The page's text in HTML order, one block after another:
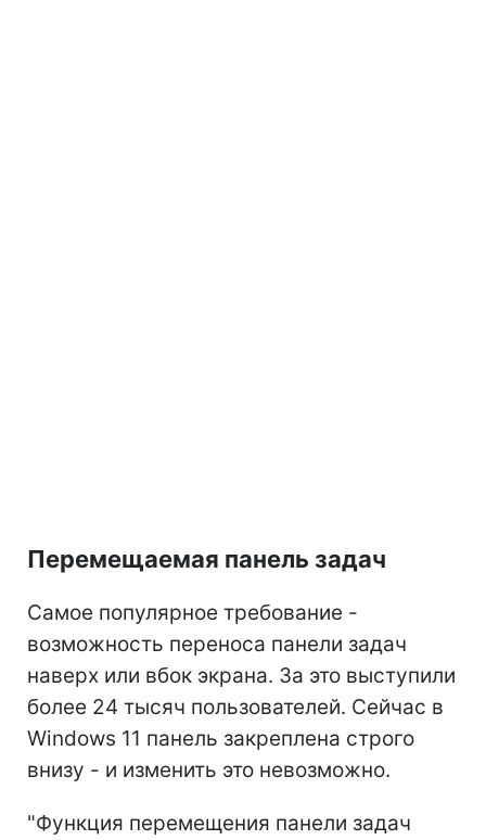
Перемещаемая панель задач
Самое популярное требование -
возможность переноса панели задач
наверх или вбок экрана. За это выступили
более 24 тысяч пользователей. Сейчас в
Windows 11 панель закреплена строго
внизу - и изменить это невозможно.
"Функция перемещения панели задач